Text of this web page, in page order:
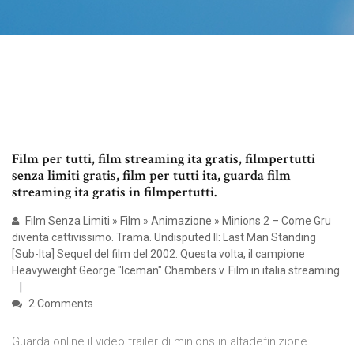
Film per tutti, film streaming ita gratis, filmpertutti
senza limiti gratis, film per tutti ita, guarda film
streaming ita gratis in filmpertutti.
Film Senza Limiti » Film » Animazione » Minions 2 – Come Gru
diventa cattivissimo. Trama. Undisputed II: Last Man Standing
[Sub-Ita] Sequel del film del 2002. Questa volta, il campione
Heavyweight George "Iceman" Chambers v. Film in italia streaming
2 Comments
Guarda online il video trailer di minions in altadefinizione